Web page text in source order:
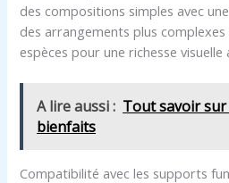
des compositions simples avec
des arrangements plus
espèces pour une richesse visuelle
A lire aussi : Tout savoir
bienfaits
Compatibilité avec les supports